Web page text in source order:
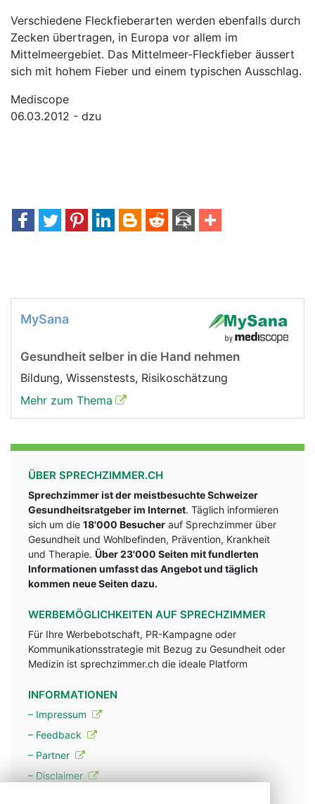
Verschiedene Fleckfieberarten werden ebenfalls durch
Zecken übertragen, in Europa vor allem im
Mittelmeergebiet. Das Mittelmeer-Fleckfieber äussert
sich mit hohem Fieber und einem typischen Ausschlag.
Mediscope
06.03.2012 - dzu
MySana
Gesundheit selber in die Hand nehmen
Bildung, Wissenstests, Risikoschätzung
Mehr zum Thema
ÜBER SPRECHZIMMER.CH
Sprechzimmer ist der meistbesuchte Schweizer
Gesundheitsratgeber im Internet. Täglich informieren
sich um die 18'000 Besucher auf Sprechzimmer über
Gesundheit und Wohlbefinden, Prävention, Krankheit
und Therapie. Über 23'000 Seiten mit fundlerten
Informationen umfasst das Angebot und täglich
kommen neue Seiten dazu.
WERBEMÖGLICHKEITEN AUF SPRECHZIMMER
Für Ihre Werbebotschaft, PR-Kampagne oder
Kommunikationsstrategie mit Bezug zu Gesundheit oder
Medizin ist sprechzimmer.ch die ideale Platform
INFORMATIONEN
– Impressum
– Feedback
– Partner
– Disclaimer